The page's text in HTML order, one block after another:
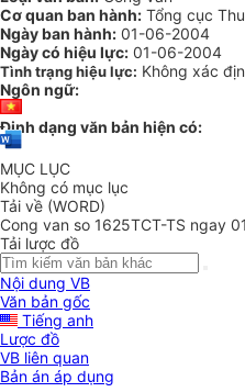
Cơ quan ban hành: Tổng cục
Ngày ban hành: 01-06-2004
Ngày có hiệu lực: 01-06-2004
Tình trạng hiệu lực: Không xác
Ngôn ngữ:
Định dạng văn bản hiện có:
MỤC LỤC
Không có mục lục
Tải về (WORD)
Cong van so 1625TCT-TS ngay
Tải lược đồ
Nội dung VB
Văn bản gốc
Tiếng anh
Lược đồ
VB liên quan
Bản án áp dụng